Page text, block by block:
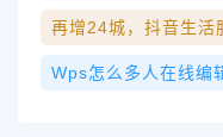
再增24城，抖音生活
Wps怎么多人在线编